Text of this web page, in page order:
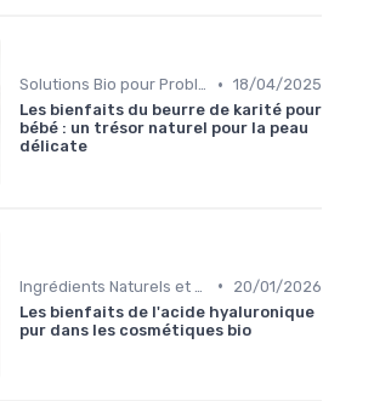
Solutions Bio pour Problèmes de Peau • 18/04/2025
Les bienfaits du beurre de karité pour
bébé : un trésor naturel pour la peau
délicate
•
20/01/2026
Les bienfaits de l'acide hyaluronique
pur dans les cosmétiques bio